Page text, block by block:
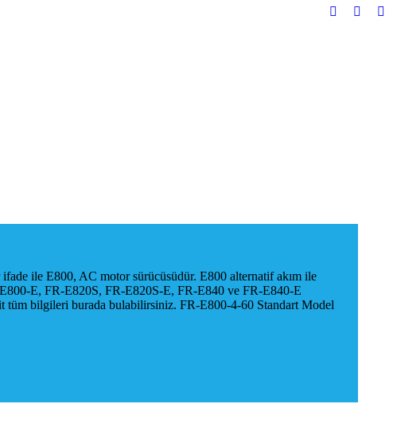
YouTube
ile E800, AC motor sürücüsüdür. E800 alternatif akım ile
E, FR-E820S, FR-E820S-E, FR-E840 ve FR-E840-E
tüm bilgileri burada bulabilirsiniz. FR-E800-4-60 Standart Model